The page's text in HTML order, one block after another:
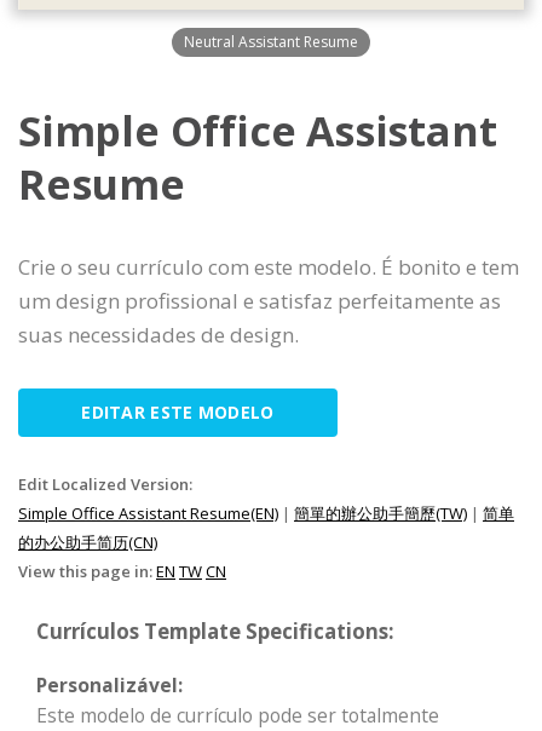
Neutral Assistant Resume
Simple Office Assistant
Resume
Crie o seu currículo com este modelo. É bonito e tem
um design profissional e satisfaz perfeitamente as
suas necessidades de design.
EDITAR ESTE MODELO
Edit Localized Version:
Simple Office Assistant Resume(EN) | 簡單的辦公助手簡歷(TW) | 简单
的办公助手简历(CN)
View this page in:EN TWCN
Currículos Template Specifications:
Personalizável:
Este modelo de currículo pode ser totalmente